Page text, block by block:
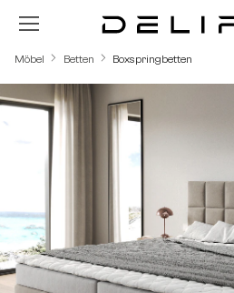
Zum Hauptinhalt springen
Möbel Betten Boxspringbetten
Bildergalerie überspringen